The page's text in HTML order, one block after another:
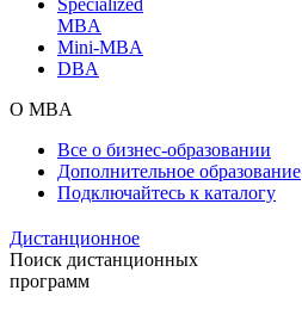
MBA
Mini-MBA
DBA
О MBA
Все о бизнес-образовании
Дополнительное образование
Подключайтесь к каталогу
Дистанционное
Поиск дистанционных
программ